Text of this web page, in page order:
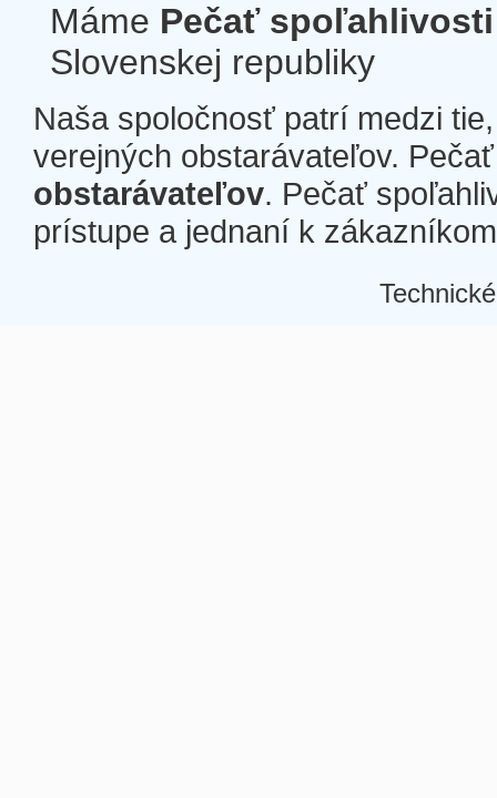
Máme Pečať spoľahlivosti
Slovenskej republiky
Naša spoločnosť patrí medzi
verejných obstarávateľov.
obstarávateľov. Pečať
prístupe a jednaní k